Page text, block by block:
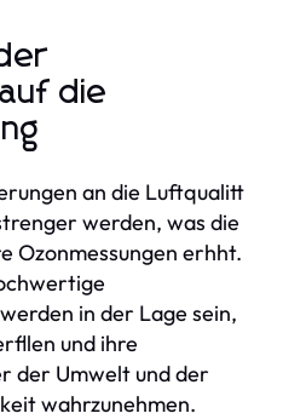
die
an die Luftqualitt
werden, was die
Ozonmessungen erhht.
in der Lage sein,
und ihre
der Umwelt und der
wahrzunehmen.